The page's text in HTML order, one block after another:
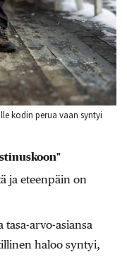
kodin perua vaan syntyi
ja eteenpäin on
tasa-arvo-­asiansa
haloo syntyi,